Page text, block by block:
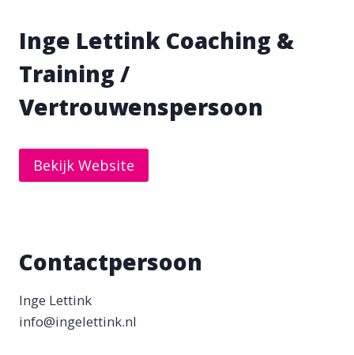
Inge Lettink Coaching &
Training /
Vertrouwenspersoon
Bekijk Website
Contactpersoon
Inge Lettink
info@ingelettink.nl